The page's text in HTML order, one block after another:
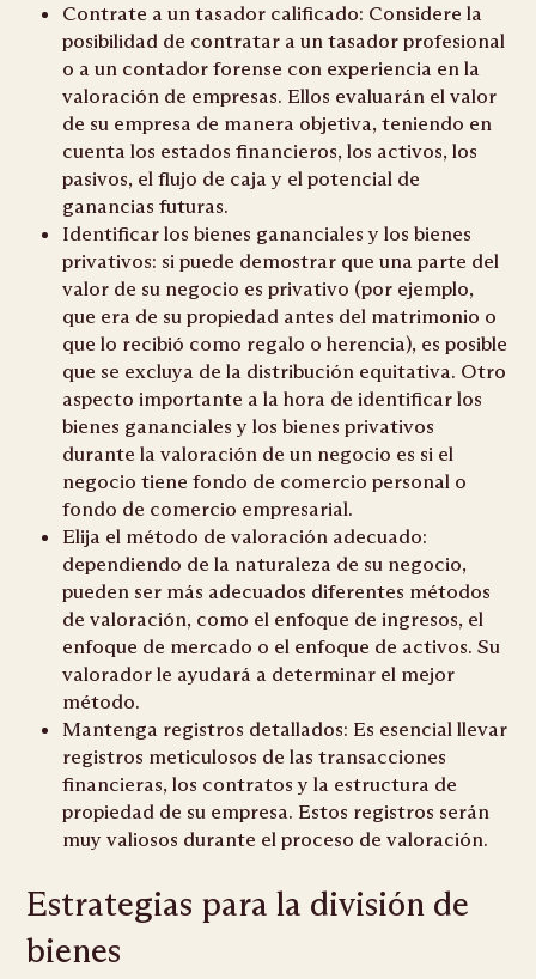
Contrate a un tasador calificado: Considere la
posibilidad de contratar a un tasador profesional
o a un contador forense con experiencia en la
valoración de empresas. Ellos evaluarán el valor
de su empresa de manera objetiva, teniendo en
cuenta los estados financieros, los activos, los
pasivos, el flujo de caja y el potencial de
ganancias futuras.
Identificar los bienes gananciales y los bienes
privativos: si puede demostrar que una parte del
valor de su negocio es privativo (por ejemplo,
que era de su propiedad antes del matrimonio o
que lo recibió como regalo o herencia), es posible
que se excluya de la distribución equitativa. Otro
aspecto importante a la hora de identificar los
bienes gananciales y los bienes privativos
durante la valoración de un negocio es si el
negocio tiene fondo de comercio personal o
fondo de comercio empresarial.
Elija el método de valoración adecuado:
dependiendo de la naturaleza de su negocio,
pueden ser más adecuados diferentes métodos
de valoración, como el enfoque de ingresos, el
enfoque de mercado o el enfoque de activos. Su
valorador le ayudará a determinar el mejor
método.
Mantenga registros detallados: Es esencial llevar
registros meticulosos de las transacciones
financieras, los contratos y la estructura de
propiedad de su empresa. Estos registros serán
muy valiosos durante el proceso de valoración.
Estrategias para la división de
bienes